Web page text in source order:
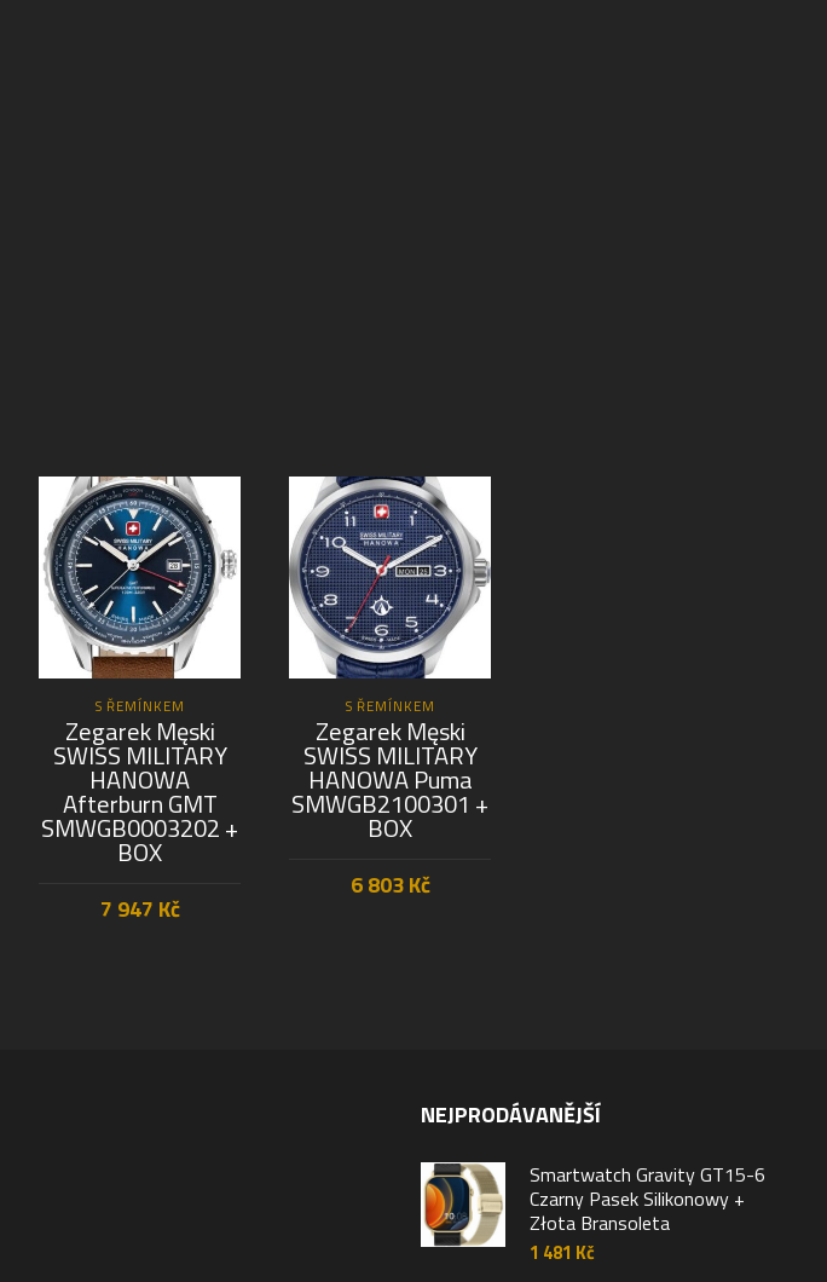
S ŘEMÍNKEM
Zegarek Męski
SWISS MILITARY
HANOWA
Afterburn GMT
SMWGB0003202 +
BOX
7 947 Kč
S ŘEMÍNKEM
Zegarek Męski
SWISS MILITARY
HANOWA Puma
SMWGB2100301 +
BOX
6 803Kč
NEJPRODÁVANĚJŠÍ
Smartwatch Gravity GT15-6
Czarny Pasek Silikonowy +
Złota Bransoleta
1 481 Kč